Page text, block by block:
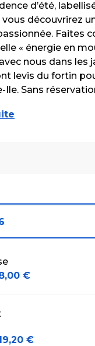
d’été,
vous découvrirez
Faites
« énergie en
nous dans les
levis du fortin
Ile. Sans
€
€